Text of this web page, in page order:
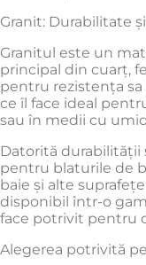
Granit: Durabilitate
Granitul este un
principal din cuarț,
pentru rezistența sa
ce îl face ideal
sau în medii cu
Datorită durabilității
pentru blaturile de
baie și alte
disponibil într-o
face potrivit pentru
Alegerea potrivită